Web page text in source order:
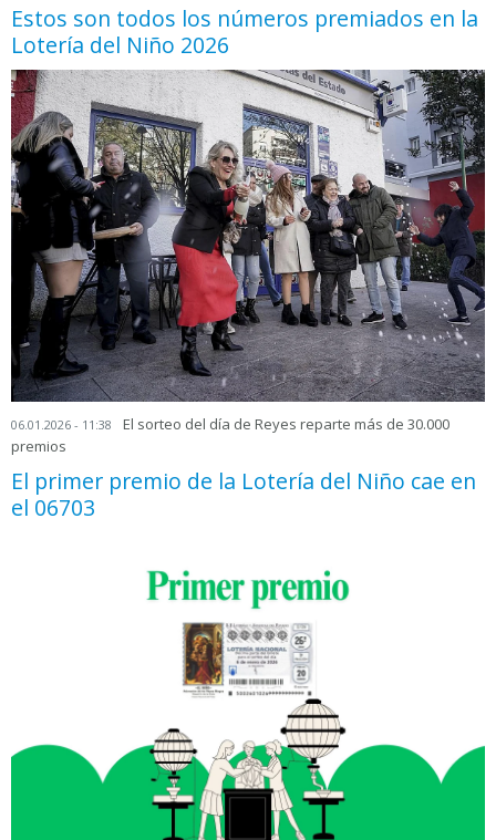
Estos son todos los números premiados en la
Lotería del Niño 2026
06.01.2026 - 11:38
El sorteo del día de Reyes reparte más de 30.000
premios
El primer premio de la Lotería del Niño cae en
el 06703